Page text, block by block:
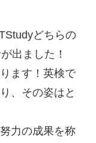
どちらの
出ました！
ます！英検で
、その姿はと
力の成果を称